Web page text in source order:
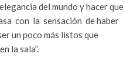
del mundo y hacer que
con la sensación de haber
un poco más listos que
la sala”.